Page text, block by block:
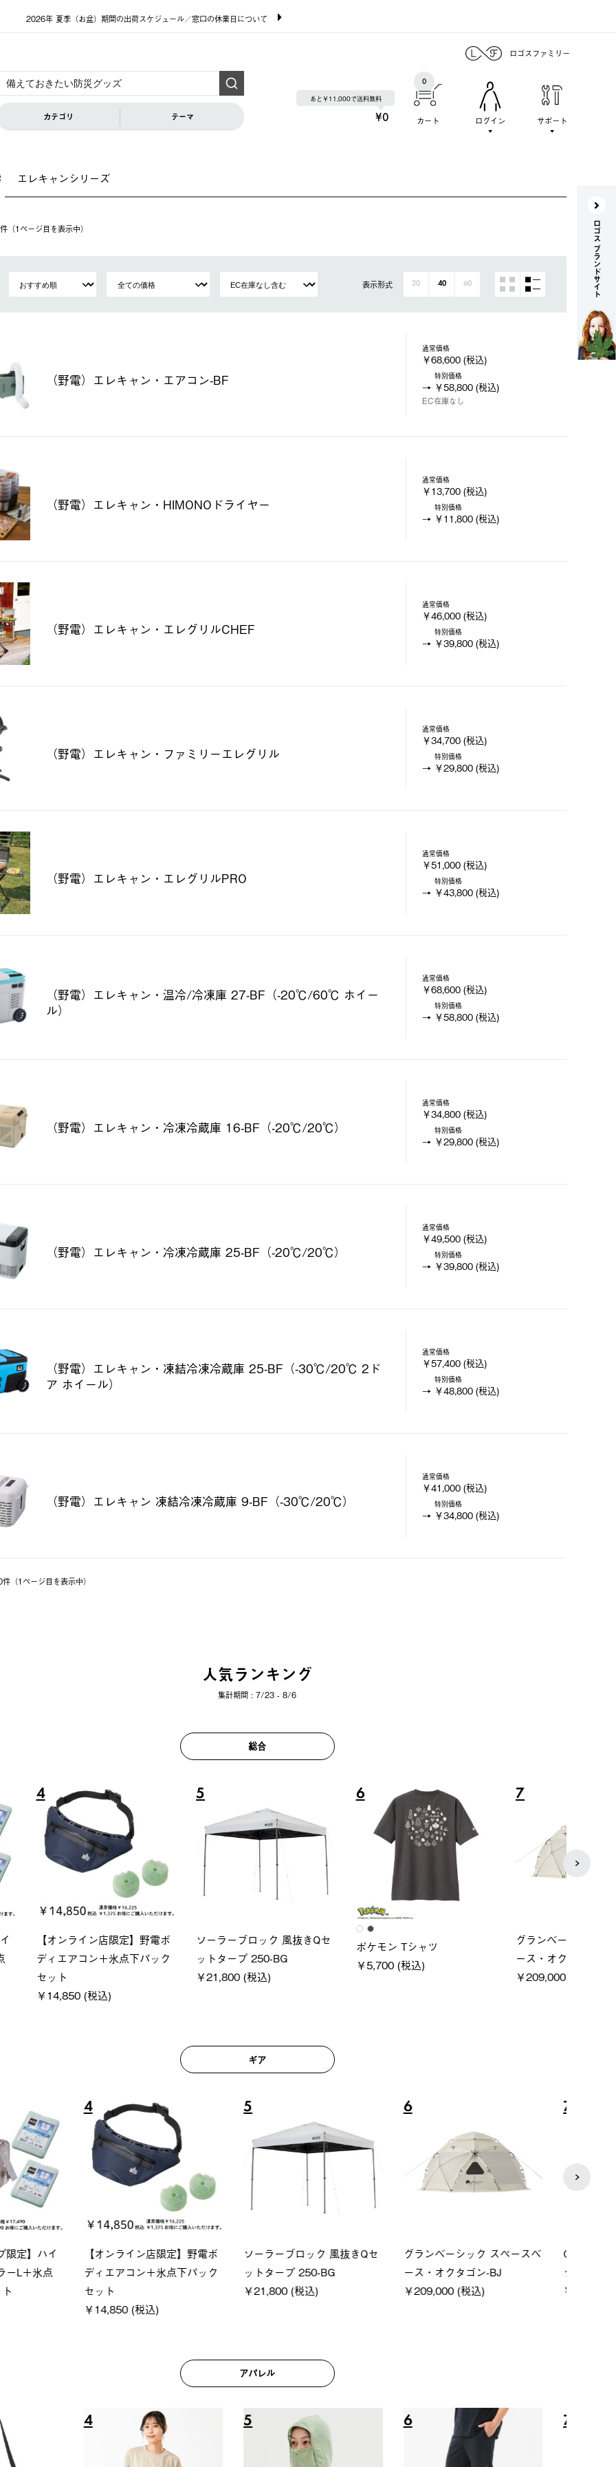
2026年 夏季（お盆）期間の出荷スケジュール／窓口の休業日について
ロゴスファミリー
カテゴリ テーマ
あと￥11,000で送料無料
¥0 カート
0
ログイン サポート
エレキャンシリーズ
（1ページ⽬を表⽰中）
表示形式 20 40 60
（野電）エレキャン・エアコン-BF
通常価格
￥68,600 (税込)
特別価格
￥58,800 (税込)
EC在庫なし
（野電）エレキャン・HIMONOドライヤー
通常価格
￥13,700 (税込)
特別価格
￥11,800 (税込)
（野電）エレキャン・エレグリルCHEF
通常価格
￥46,000 (税込)
特別価格
￥39,800 (税込)
（野電）エレキャン・ファミリーエレグリル
通常価格
￥34,700 (税込)
特別価格
￥29,800 (税込)
（野電）エレキャン・エレグリルPRO
通常価格
￥51,000 (税込)
特別価格
￥43,800 (税込)
（野電）エレキャン・温冷/冷凍庫 27-BF（-20℃/60℃ ホイー
ル）
通常価格
￥68,600 (税込)
特別価格
￥58,800 (税込)
（野電）エレキャン・冷凍冷蔵庫 16-BF（-20℃/20℃）
通常価格
￥34,800 (税込)
特別価格
￥29,800 (税込)
（野電）エレキャン・冷凍冷蔵庫 25-BF（-20℃/20℃）
通常価格
￥49,500 (税込)
特別価格
￥39,800 (税込)
（野電）エレキャン・凍結冷凍冷蔵庫 25-BF（-30℃/20℃ 2ド
ア ホイール）
通常価格
￥57,400 (税込)
特別価格
￥48,800 (税込)
（野電）エレキャン 凍結冷凍冷蔵庫 9-BF（-30℃/20℃）
通常価格
￥41,000 (税込)
特別価格
￥34,800 (税込)
（1ページ⽬を表⽰中）
人気ランキング
集計期間 : 7/23 - 8/6
総合
ック 風抜きQセ
BG
6
ポケモン Tシャツ
￥5,700 (税込)
グランベーシック スペースベ
ース・オクタゴン-BJ
￥209,000 (税込)
8
Q-TOP ソーラーサンドブロッ
ギア
ック 風抜きQセ
BG
)
6
グランベーシック スペースベ
ース・オクタゴン-BJ
￥209,000 (税込)
Q-TOP ソーラーサンドブロッ
クサンシェード-BF
￥16,800 (税込)
ソーラーブロック 風抜きQセ
ットタープ 200-BG
￥18,800 (税込)
アパレル
ロゴス ブランドサイト